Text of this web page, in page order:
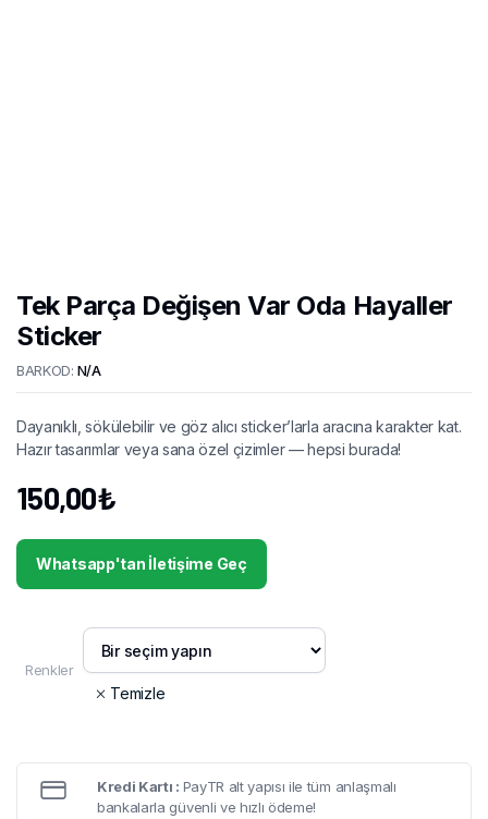
Tek Parça Değişen Var Oda Hayaller
Sticker
BARKOD: N/A
Dayanıklı, sökülebilir ve göz alıcı sticker’larla aracına karakter kat.
Hazır tasarımlar veya sana özel çizimler — hepsi burada!
150,00₺
Whatsapp'tan İletişime Geç
Renkler
Temizle
Kredi Kartı : PayTR alt yapısı ile tüm anlaşmalı
bankalarla güvenli ve hızlı ödeme!